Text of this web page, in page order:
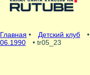
Главная • Детский клуб •
06.1990
• tr05_23